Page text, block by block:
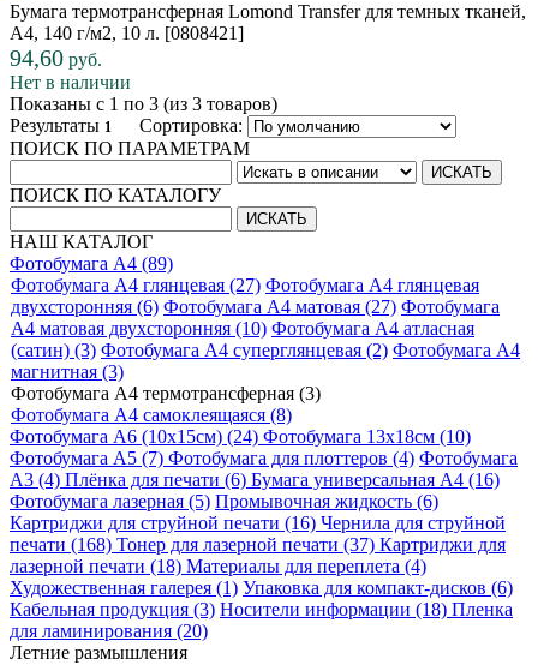
Бумага термотрансферная Lomond Transfer для темных тканей,
A4, 140 г/м2, 10 л. [0808421]
94,60 руб.
Нет в наличии
Показаны с 1 по 3 (из 3 товаров)
Результаты 1
Сортировка:
ПОИСК ПО ПАРАМЕТРАМ
ПОИСК ПО КАТАЛОГУ
НАШ КАТАЛОГ
Фотобумага A4 (89)
Фотобумага A4 глянцевая (27) Фотобумага A4 глянцевая
двухсторонняя (6) Фотобумага A4 матовая (27) Фотобумага
A4 матовая двухсторонняя (10) Фотобумага A4 атласная
(сатин) (3) Фотобумага A4 суперглянцевая (2) Фотобумага A4
магнитная (3)
Фотобумага A4 термотрансферная (3)
Фотобумага A4 самоклеящаяся (8)
Фотобумага A6 (10х15см) (24) Фотобумага 13х18см (10)
Фотобумага A5 (7) Фотобумага для плоттеров (4) Фотобумага
A3 (4) Плёнка для печати (6) Бумага универсальная A4 (16)
Фотобумага лазерная (5) Промывочная жидкость (6)
Картриджи для струйной печати (16) Чернила для струйной
печати (168) Тонер для лазерной печати (37) Картриджи для
лазерной печати (18) Материалы для переплета (4)
Художественная галерея (1) Упаковка для компакт-дисков (6)
Кабельная продукция (3) Носители информации (18) Пленка
для ламинирования (20)
Летние размышления